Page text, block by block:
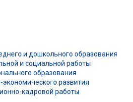
и дошкольного образования
и социальной работы
образования
развития
кадровой работы